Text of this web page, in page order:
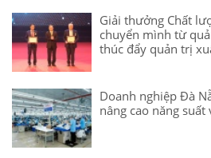
Giải thưởng Chất
chuyển mình từ
thúc đẩy quản trị
Doanh nghiệp Đà
nâng cao năng